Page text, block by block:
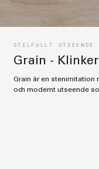
STILFULLT UTSEENDE
Grain - Klinker
Grain är en stenimitation
och modernt utseende